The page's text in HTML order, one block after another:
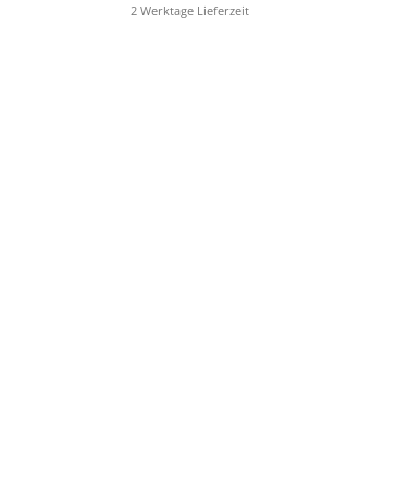
2 Werktage Lieferzeit